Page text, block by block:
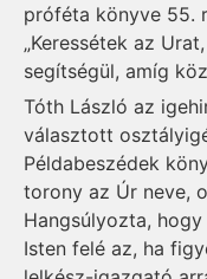
próféta könyve 55.
„Keressétek az
segítségül, amíg
Tóth László az
választott
Példabeszédek
torony az Úr neve,
Hangsúlyozta,
Isten felé az, ha